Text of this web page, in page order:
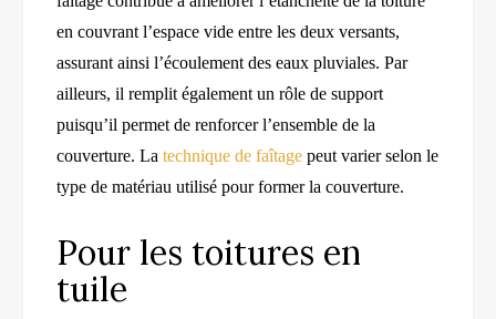
en couvrant l’espace vide entre les deux versants,
assurant ainsi l’écoulement des eaux pluviales. Par
ailleurs, il remplit également un rôle de support
puisqu’il permet de renforcer l’ensemble de la
couverture. La technique de faîtage peut varier selon le
type de matériau utilisé pour former la couverture.
Pour les toitures en
tuile